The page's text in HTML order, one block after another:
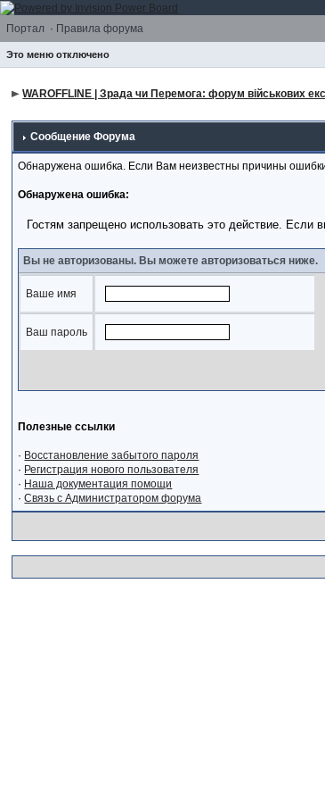
Портал · Правила форума
Это меню отключено
WAROFFLINE | Зрада чи Перемога: форум військових
Сообщение Форума
Обнаружена ошибка. Если Вам неизвестны причины
Обнаружена ошибка:
Гостям запрещено использовать это действие. Если
Вы не авторизованы. Вы можете авторизоваться ниже.
Ваше имя
Ваш пароль
Полезные ссылки
· Восстановление забытого пароля
· Регистрация нового пользователя
· Наша документация помощи
·Связь с Администратором форума